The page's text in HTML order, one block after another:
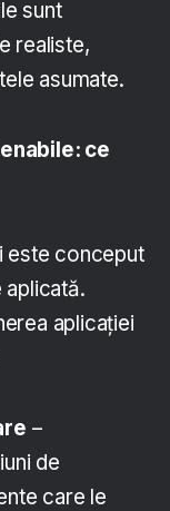
sunt
realiste,
asumate.
ce
este conceput
aplicată.
aplicației
–
de
care le